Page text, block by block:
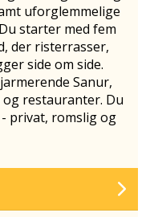
uforglemmelige
starter med fem
der risterrasser,
side om side.
Sanur,
restauranter. Du
privat, romslig og